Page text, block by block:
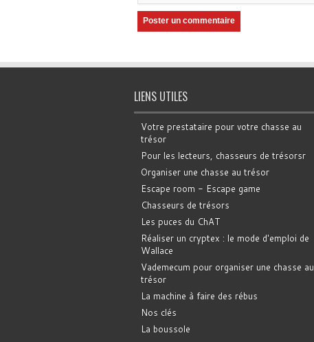
LIENS UTILES
Votre prestataire pour votre chasse au
trésor
Pour les lecteurs, chasseurs de trésorsr
Organiser une chasse au trésor
Escape room - Escape game
Chasseurs de trésors
Les puces du ChAT
Réaliser un cryptex : le mode d'emploi de
Wallace
Vademecum pour organiser une chasse au
trésor
La machine à faire des rébus
Nos clés
La boussole